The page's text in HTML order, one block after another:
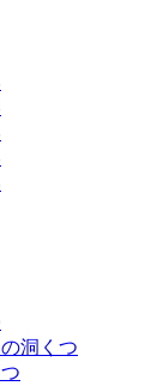
洞くつ